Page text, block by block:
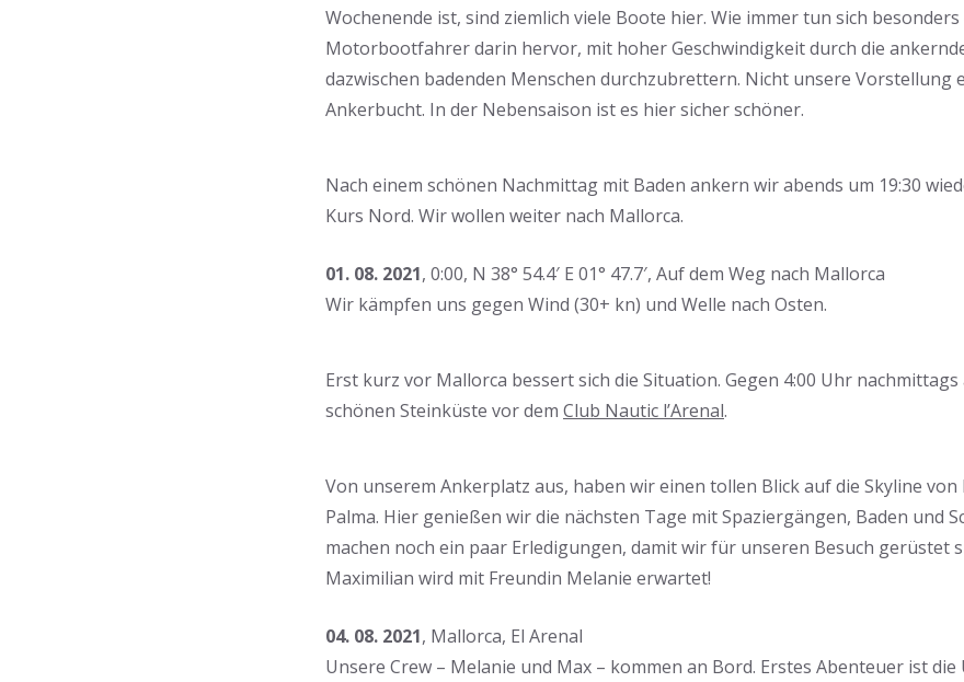
Wochenende ist, sind ziemlich viele Boote hier. Wie immer tun sich
Motorbootfahrer darin hervor, mit hoher Geschwindigkeit durch die
dazwischen badenden Menschen durchzubrettern. Nicht unsere Vorstellung
Ankerbucht. In der Nebensaison ist es hier sicher schöner.
Nach einem schönen Nachmittag mit Baden ankern wir abends um 19:30
Kurs Nord. Wir wollen weiter nach Mallorca.
01. 08. 2021, 0:00, N 38° 54.4′ E 01° 47.7′, Auf dem Weg nach Mallorca
Wir kämpfen uns gegen Wind (30+ kn) und Welle nach Osten.
Erst kurz vor Mallorca bessert sich die Situation. Gegen 4:00 Uhr
schönen Steinküste vor dem Club Nautic l’Arenal.
Von unserem Ankerplatz aus, haben wir einen tollen Blick auf die Skyline von
Palma. Hier genießen wir die nächsten Tage mit Spaziergängen, Baden und
machen noch ein paar Erledigungen, damit wir für unseren Besuch gerüstet
Maximilian wird mit Freundin Melanie erwartet!
04. 08. 2021, Mallorca, El Arenal
Unsere Crew – Melanie und Max – kommen an Bord. Erstes Abenteuer ist